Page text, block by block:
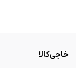
خاجی‌کالا